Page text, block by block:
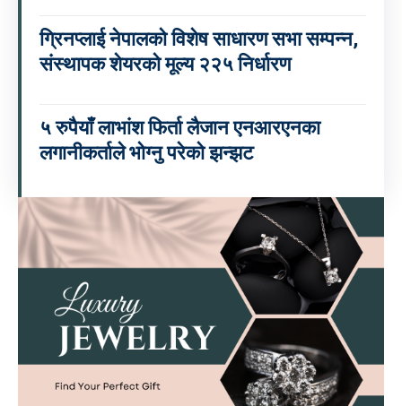
ग्रिनप्लाई नेपालको विशेष साधारण सभा सम्पन्न,
संस्थापक शेयरको मूल्य २२५ निर्धारण
५ रुपैयाँ लाभांश फिर्ता लैजान एनआरएनका
लगानीकर्ताले भोग्नु परेको झन्झट